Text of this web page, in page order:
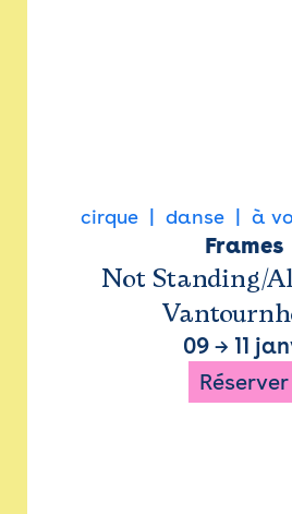
cirque danse à
Frames
Not Standing/
09→ 11
Réserver